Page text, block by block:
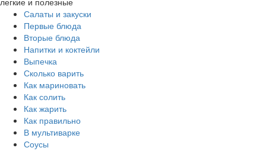
Салаты и закуски
Первые блюда
Вторые блюда
Напитки и коктейли
Выпечка
Сколько варить
Как мариновать
Как солить
Как жарить
Как правильно
В мультиварке
Соусы